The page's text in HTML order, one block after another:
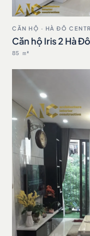
CĂN HỘ · HÀ ĐÔ
Căn hộ Iris 2 Hà
85 m²